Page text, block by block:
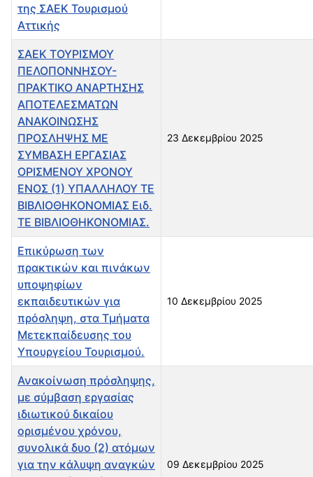
της ΣΑΕΚ Τουρισμού
Αττικής
ΣΑΕΚ ΤΟΥΡΙΣΜΟΥ
ΠΕΛΟΠΟΝΝΗΣΟΥ-
ΠΡΑΚΤΙΚΟ ΑΝΑΡΤΗΣΗΣ
ΑΠΟΤΕΛΕΣΜΑΤΩΝ
ΑΝΑΚΟΙΝΩΣΗΣ
ΠΡΟΣΛΗΨΗΣ ΜΕ
ΣΥΜΒΑΣΗ ΕΡΓΑΣΙΑΣ
ΟΡΙΣΜΕΝΟΥ ΧΡΟΝΟΥ
ΕΝΟΣ (1) ΥΠΑΛΛΗΛΟΥ ΤΕ
ΒΙΒΛΙΟΘΗΚΟΝΟΜΙΑΣ Ειδ.
ΤΕ ΒΙΒΛΙΟΘΗΚΟΝΟΜΙΑΣ.
23 Δεκεμβρίου 2025
Επικύρωση των
πρακτικών και πινάκων
υποψηφίων
εκπαιδευτικών για
πρόσληψη, στα Τμήματα
Μετεκπαίδευσης του
Υπουργείου Τουρισμού.
10 Δεκεμβρίου 2025
Ανακοίνωση πρόσληψης,
με σύμβαση εργασίας
ιδιωτικού δικαίου
ορισμένου χρόνου,
συνολικά δυο (2) ατόμων
για την κάλυψη αναγκών
09 Δεκεμβρίου 2025